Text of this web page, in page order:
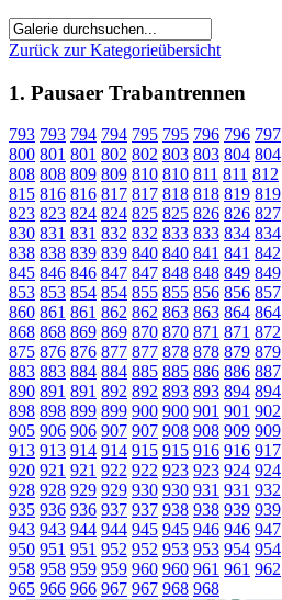
Zurück zur Kategorieübersicht
1. Pausaer Trabantrennen
793 793 794 794 795 795 796 796 797
800 801 801 802 802 803 803 804 804
808 808 809 809 810 810 811 811 812
815 816 816 817 817 818 818 819 819
823 823 824 824 825 825 826 826 827
830 831 831 832 832 833 833 834 834
838 838 839 839 840 840 841 841 842
845 846 846 847 847 848 848 849 849
853 853 854 854 855 855 856 856 857
860 861 861 862 862 863 863 864 864
868 868 869 869 870 870 871 871 872
875 876 876 877 877 878 878 879 879
883 883 884 884 885 885 886 886 887
890 891 891 892 892 893 893 894 894
898 898 899 899 900 900 901 901 902
905 906 906 907 907 908 908 909 909
913 913 914 914 915 915 916 916 917
920 921 921 922 922 923 923 924 924
928 928 929 929 930 930 931 931 932
935 936 936 937 937 938 938 939 939
943 943 944 944 945 945 946 946 947
950 951 951 952 952 953 953 954 954
958 958 959 959 960 960 961 961 962
965 966 966 967 967 968 968